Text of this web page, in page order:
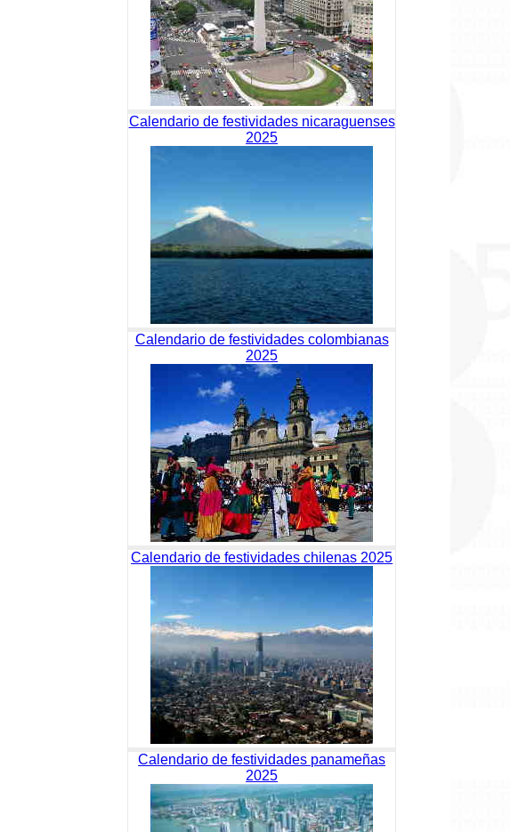
Calendario de festividades nicaraguenses
2025
Calendario de festividades colombianas
2025
Calendario de festividades chilenas 2025
Calendario de festividades panameñas
2025